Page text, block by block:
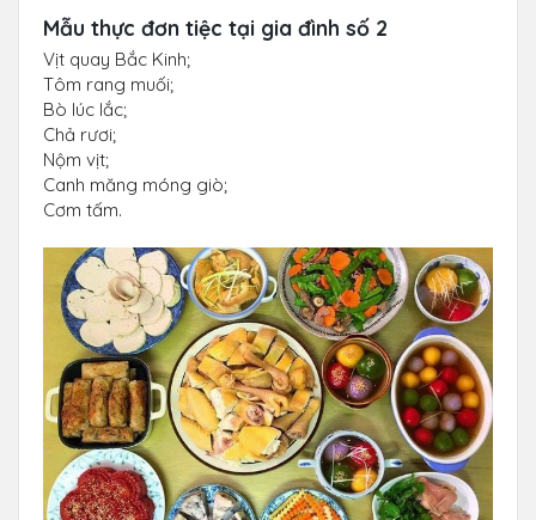
Mẫu thực đơn tiệc tại gia đình số 2
Vịt quay Bắc Kinh;
Tôm rang muối;
Bò lúc lắc;
Chả rươi;
Nộm vịt;
Canh măng móng giò;
Cơm tấm.